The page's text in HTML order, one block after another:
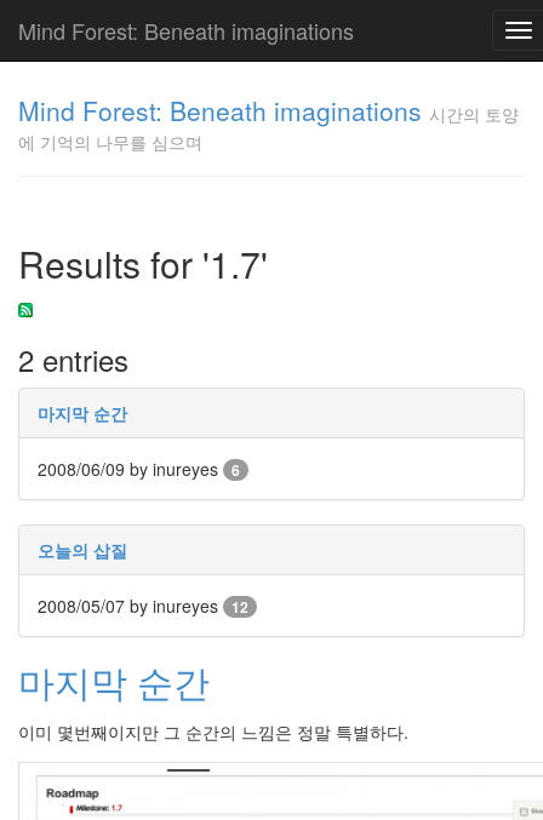
Mind Forest: Beneath imaginations
Mind Forest: Beneath imaginations 시간의 토양
에 기억의 나무를 심으며
Results for '1.7'
2 entries
마지막 순간
2008/06/09 by inureyes 6
오늘의 삽질
2008/05/07 by inureyes 12
마지막 순간
이미 몇번째이지만 그 순간의 느낌은 정말 특별하다.
이
의
글
단
상
덕
질
의
화]
인
사
이
드
웃
LG
전
모
바